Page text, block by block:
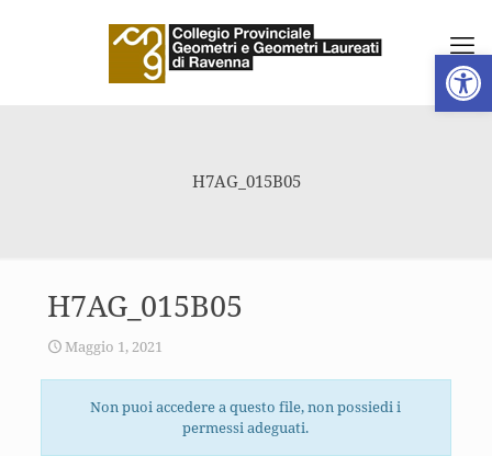
Apri
H7AG_015B05
H7AG_015B05
Maggio 1, 2021
Non puoi accedere a questo file, non possiedi i
permessi adeguati.